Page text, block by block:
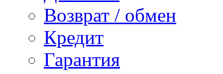
Возврат / обмен
Кредит
Гарантия